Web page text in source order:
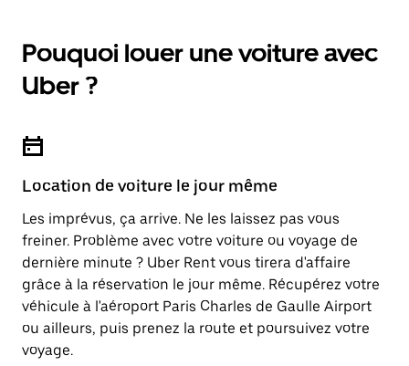
Pouquoi louer une voiture avec
Uber ?
Location de voiture le jour même
Les imprévus, ça arrive. Ne les laissez pas vous
freiner. Problème avec votre voiture ou voyage de
dernière minute ? Uber Rent vous tirera d'affaire
grâce à la réservation le jour même. Récupérez votre
véhicule à l'aéroport Paris Charles de Gaulle Airport
ou ailleurs, puis prenez la route et poursuivez votre
voyage.